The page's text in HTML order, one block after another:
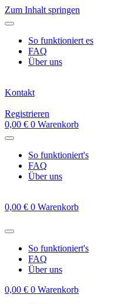
Zum Inhalt springen
So funktioniert es
FAQ
Über uns
Kontakt
Registrieren
0,00 € 0 Warenkorb
So funktioniert's
FAQ
Über uns
0,00 € 0 Warenkorb
So funktioniert's
FAQ
Über uns
0,00 € 0 Warenkorb